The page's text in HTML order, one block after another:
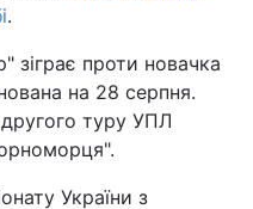
.
зіграє проти новачка
на 28 серпня.
туру УПЛ
України з